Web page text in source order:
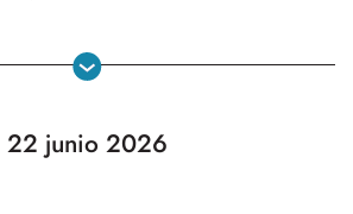
22 junio 2026